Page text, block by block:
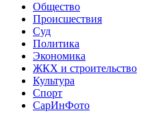
Общество
Происшествия
Суд
Политика
Экономика
ЖКХ и строительство
Культура
Спорт
СарИнФото